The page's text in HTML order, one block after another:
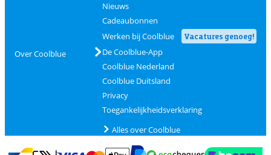
Over Coolblue
Nieuws
Cadeaubonnen
Werken bij Coolblue
Vacatures genoeg!
De Coolblue-App
Coolblue Nederland
Coolblue Duitsland
Privacy
Toegankelijkheidsverklaring
Alles over Coolblue